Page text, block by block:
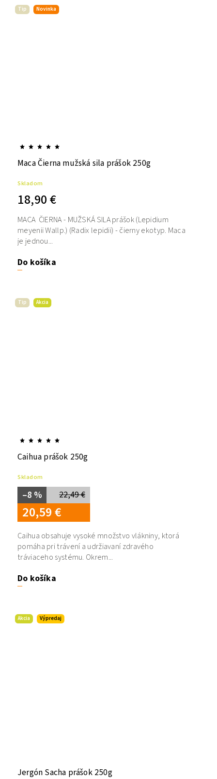
Tip Novinka
Maca Čierna mužská sila prášok 250g
Skladom
18,90 €
Do košíka
MACA ČIERNA - MUŽSKÁ SILA prášok (Lepidium
meyenii Wallp.) (Radix lepidii) - čierny ekotyp. Maca
je jednou...
Tip Akcia
Caihua prášok 250g
Skladom
22,49 €
–8 %
20,59 €
Do košíka
Caihua obsahuje vysoké množstvo vlákniny, ktorá
pomáha pri trávení a udržiavaní zdravého
tráviaceho systému. Okrem...
Akcia Výpredaj
Jergón Sacha prášok 250g